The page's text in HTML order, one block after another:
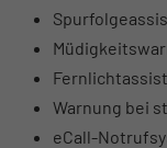
Warnung bei
eCall-